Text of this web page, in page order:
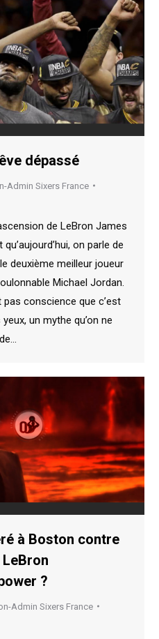
dépassé
Admin Sixers France
de LeBron James
on parle de
deuxième meilleur joueur
Michael Jordan.
pas conscience que c’est
un mythe qu’on ne
à Boston contre
?
Admin Sixers France